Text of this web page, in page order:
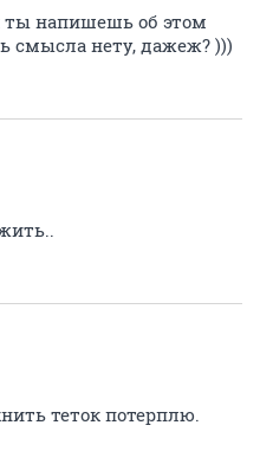
ты напишешь об этом
смысла нету, дажеж? )))
теток потерплю.